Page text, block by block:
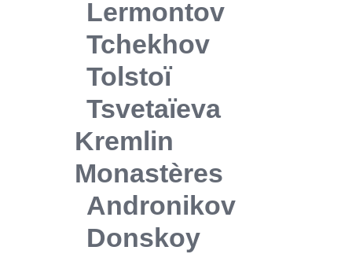
Lermontov
Tchekhov
Tolstoï
Tsvetaïeva
Kremlin
Monastères
Andronikov
Donskoy